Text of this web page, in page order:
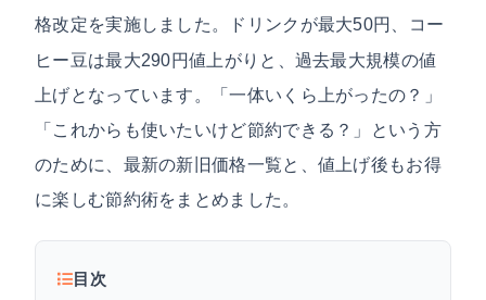
格改定を実施しました。ドリンクが最大50円、コー
ヒー豆は最大290円値上がりと、過去最大規模の値
上げとなっています。「一体いくら上がったの？」
「これからも使いたいけど節約できる？」という方
のために、最新の新旧価格一覧と、値上げ後もお得
に楽しむ節約術をまとめました。
目次